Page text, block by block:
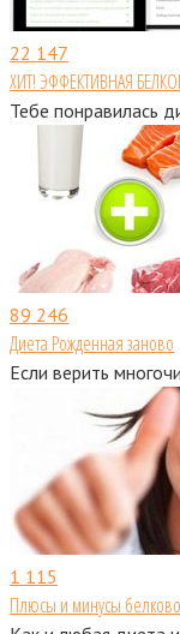
22 147
ХИТ! ЭФФЕКТИВНАЯ
Тебе понравилась
89 246
Диета Рожденная заново
Если верить
1 115
Плюсы и минусы